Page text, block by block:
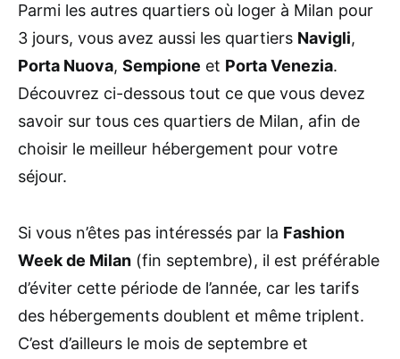
Parmi les autres quartiers où loger à Milan pour
3 jours, vous avez aussi les quartiers Navigli,
Porta Nuova, Sempione et Porta Venezia.
Découvrez ci-dessous tout ce que vous devez
savoir sur tous ces quartiers de Milan, afin de
choisir le meilleur hébergement pour votre
séjour.
Si vous n’êtes pas intéressés par la Fashion
Week de Milan (fin septembre), il est préférable
d’éviter cette période de l’année, car les tarifs
des hébergements doublent et même triplent.
C’est d’ailleurs le mois de septembre et